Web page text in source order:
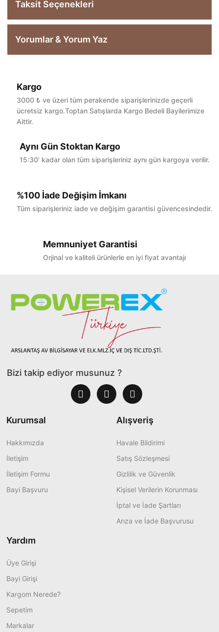
Taksit Seçenekleri
Yorumlar & Yorum Yaz
Bu ürüne ilk yorumu siz yapın!
Kargo
3000 ₺ ve üzeri tüm perakende siparişlerinizde geçerli
ücretsiz kargo.Toptan Satışlarda Kargo Bedeli Bayilerimize
Aittir.
Aynı Gün Stoktan Kargo
15:30' kadar olan tüm siparişleriniz aynı gün kargoya verilir.
%100 İade Değişim İmkanı
Tüm siparişleriniz iade ve değişim garantisi güvencesindedir.
Memnuniyet Garantisi
Orjinal ve kaliteli ürünlerle en iyi fiyat avantajı
Bizi takip ediyor musunuz ?
Kurumsal
Hakkımızda
İletişim
İletişim Formu
Bayi Başvuru
Alışveriş
Havale Bildirimi
Satış Sözleşmesi
Gizlilik ve Güvenlik
Kişisel Verilerin Korunması
İptal ve İade Şartları
Arıza ve İade Başvurusu
Yardım
Üye Girişi
Bayi Girişi
Kargom Nerede?
Sepetim
Markalar